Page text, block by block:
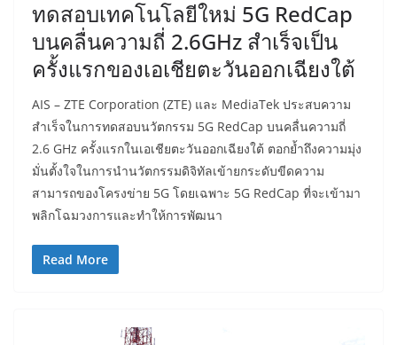
ทดสอบเทคโนโลยีใหม่ 5G RedCap
บนคลื่นความถี่ 2.6GHz สำเร็จเป็น
ครั้งแรกของเอเชียตะวันออกเฉียงใต้
AIS – ZTE Corporation (ZTE) และ MediaTek ประสบความ
สำเร็จในการทดสอบนวัตกรรม 5G RedCap บนคลื่นความถี่
2.6 GHz ครั้งแรกในเอเชียตะวันออกเฉียงใต้ ตอกย้ำถึงความมุ่ง
มั่นตั้งใจในการนำนวัตกรรมดิจิทัลเข้ายกระดับขีดความ
สามารถของโครงข่าย 5G โดยเฉพาะ 5G RedCap ที่จะเข้ามา
พลิกโฉมวงการและทำให้การพัฒนา
Read More